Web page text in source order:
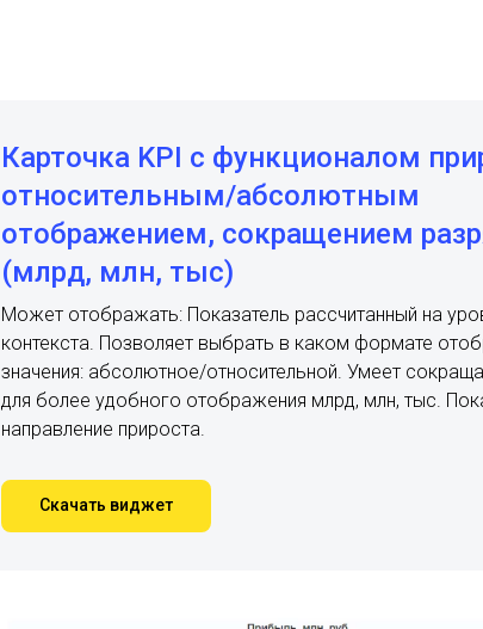
Карточка KPI с функционалом
относительным/абсолютным
отображением, сокращением
(млрд, млн, тыс)
Может отображать: Показатель рассчитанный на
контекста. Позволяет выбрать в каком формате
значения: абсолютное/относительной. Умеет
для более удобного отображения млрд, млн, тыс.
направление прироста.
Скачать виджет